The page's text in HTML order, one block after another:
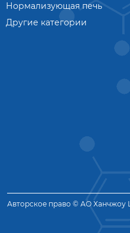
Нормализующая печь
Другие категории
Авторское право © АО Ханчжоу